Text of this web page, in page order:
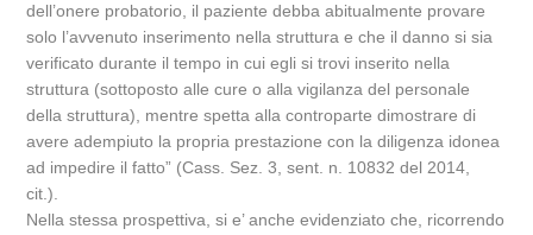
dell’onere probatorio, il paziente debba abitualmente provare
solo l’avvenuto inserimento nella struttura e che il danno si sia
verificato durante il tempo in cui egli si trovi inserito nella
struttura (sottoposto alle cure o alla vigilanza del personale
della struttura), mentre spetta alla controparte dimostrare di
avere adempiuto la propria prestazione con la diligenza idonea
ad impedire il fatto” (Cass. Sez. 3, sent. n. 10832 del 2014,
cit.).
Nella stessa prospettiva, si e’ anche evidenziato che, ricorrendo